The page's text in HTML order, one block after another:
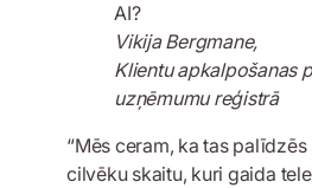
AI?
Vikija Bergmane,
Klientu apkalpošanas
uzņēmumu reģistrā
“Mēs ceram, ka tas
cilvēku skaitu, kuri gaida